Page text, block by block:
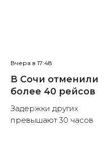
Вчера в 17:48
В Сочи отменили
более 40 рейсов
Задержки других
превышают 30 часов